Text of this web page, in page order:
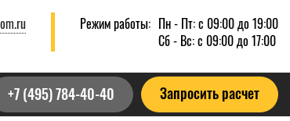
Режим работы: Пн - Пт: с 09:00 до 19:00
Сб - Вс: с 09:00 до 17:00
+7 (495) 784-40-40 Запросить расчет